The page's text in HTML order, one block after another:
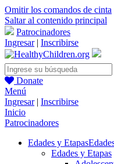
Omitir los comandos de cinta
Saltar al contenido principal
Patrocinadores
Ingresar| Inscribirse
Donate
Menú
Ingresar| Inscribirse
Inicio
Patrocinadores
Edades y Etapas
Edades y Etapas